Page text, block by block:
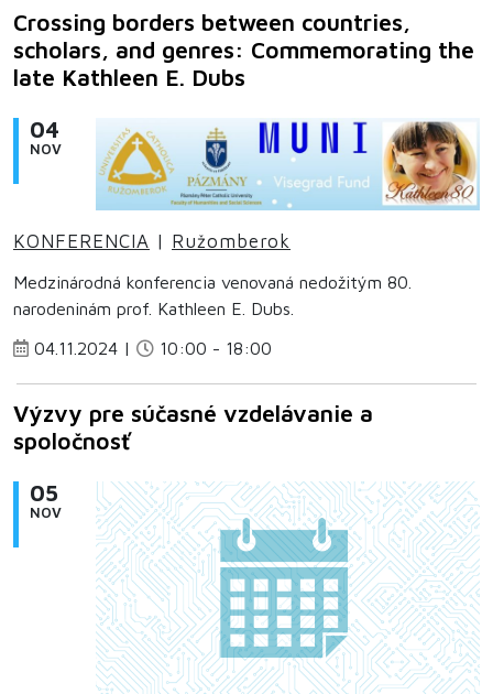
Crossing borders between countries,
scholars, and genres: Commemorating the
late Kathleen E. Dubs
04
NOV
KONFERENCIA | Ružomberok
Medzinárodná konferencia venovaná nedožitým 80.
narodeninám prof. Kathleen E. Dubs.
04.11.2024 |
10:00 - 18:00
Výzvy pre súčasné vzdelávanie a
spoločnosť
05
NOV